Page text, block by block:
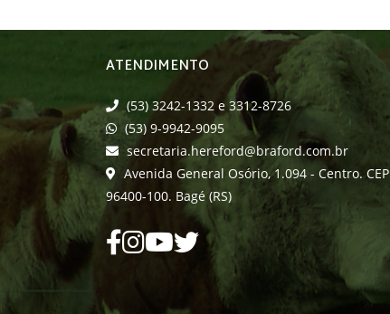
ATENDIMENTO
(53) 3242-1332 e 3312-8726
(53) 9-9942-9095
secretaria.hereford@braford.com.br
Avenida General Osório, 1.094 - Centro. CEP
96400-100. Bagé (RS)